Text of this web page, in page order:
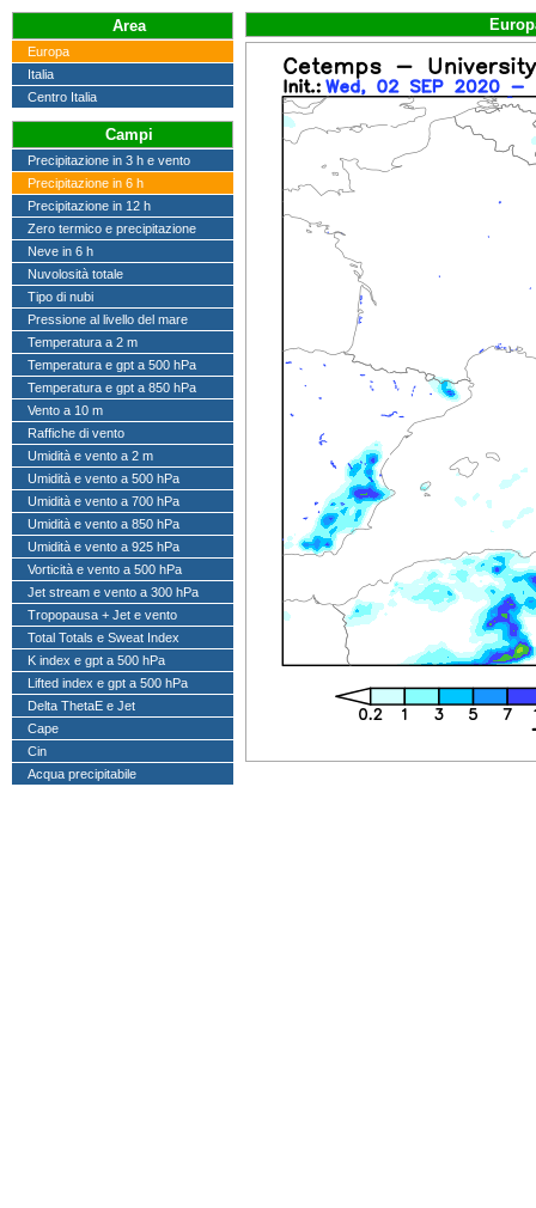
Area
Europa
Italia
Centro Italia
Campi
Precipitazione in 3 h e vento
Precipitazione in 6 h
Precipitazione in 12 h
Zero termico e precipitazione
Neve in 6 h
Nuvolosità totale
Tipo di nubi
Pressione al livello del mare
Temperatura a 2 m
Temperatura e gpt a 500 hPa
Temperatura e gpt a 850 hPa
Vento a 10 m
Raffiche di vento
Umidità e vento a 2 m
Umidità e vento a 500 hPa
Umidità e vento a 700 hPa
Umidità e vento a 850 hPa
Umidità e vento a 925 hPa
Vorticità e vento a 500 hPa
Jet stream e vento a 300 hPa
Tropopausa + Jet e vento
Total Totals e Sweat Index
K index e gpt a 500 hPa
Lifted index e gpt a 500 hPa
Delta ThetaE e Jet
Cape
Cin
Acqua precipitabile